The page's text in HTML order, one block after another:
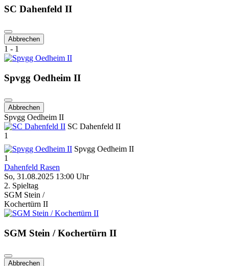
SC Dahenfeld II
Abbrechen
1 - 1
Spvgg Oedheim II
Abbrechen
Spvgg Oedheim II
SC Dahenfeld II
1
Spvgg Oedheim II
1
Dahenfeld Rasen
So, 31.08.2025 13:00 Uhr
2. Spieltag
SGM Stein /
Kochertürn II
SGM Stein / Kochertürn II
Abbrechen